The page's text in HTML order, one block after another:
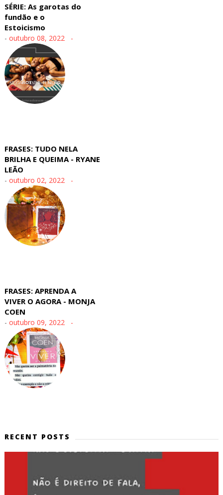
SÉRIE: As garotas do
fundão e o
Estoicismo
- outubro 08, 2022
FRASES: TUDO NELA
BRILHA E QUEIMA - RYANE
LEÃO
- outubro 02, 2022
FRASES: APRENDA A
VIVER O AGORA - MONJA
COEN
- outubro 09, 2022
RECENT POSTS